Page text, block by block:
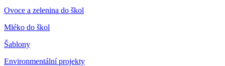
Ovoce a zelenina do škol
Mléko do škol
Šablony
Environmentální projekty